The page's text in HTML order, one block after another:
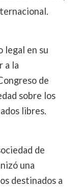
legal en su
a la
de
sobre los
libres.
de
una
destinados a